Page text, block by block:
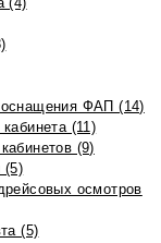
ФАП (14)
(11)
(9)
(5)
осмотров
(5)